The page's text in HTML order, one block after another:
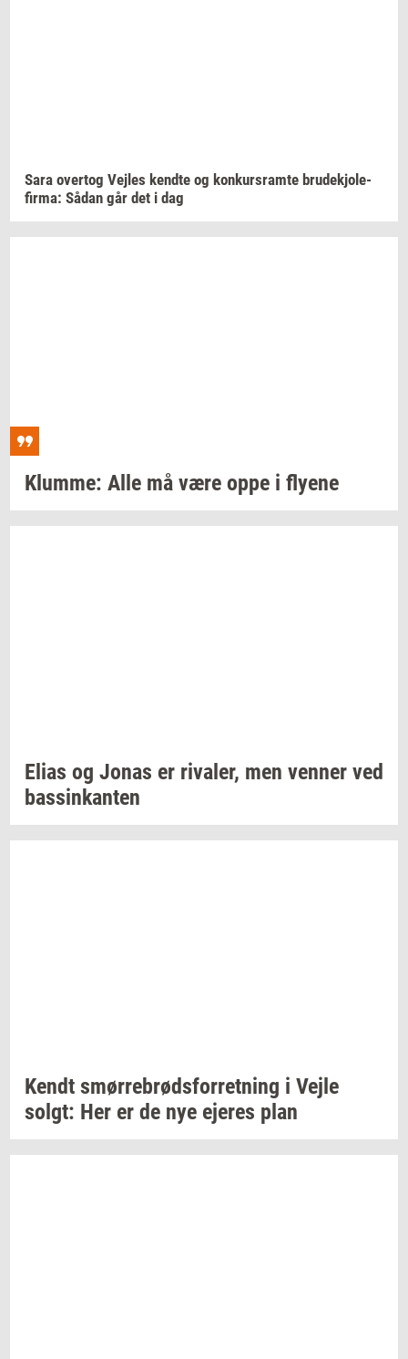
Sara over­tog Vej­les kend­te og kon­kurs­ram­te bru­dekjo­le­
fir­ma: Sådan går det i dag
Klum­me: Alle må være oppe i fly­e­ne
Elias og Jonas er ri­va­ler, men ven­ner ved
bas­sinkan­ten
Kendt smør­re­brød­s­for­ret­ning i Vejle
solgt: Her er de nye eje­res plan